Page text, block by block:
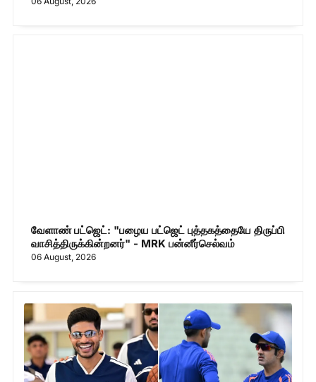
வேளாண் பட்ஜெட்: "பழைய பட்ஜெட் புத்தகத்தையே திருப்பி
வாசித்திருக்கின்றனர்" - MRK பன்னீர்செல்வம்
06 August, 2026